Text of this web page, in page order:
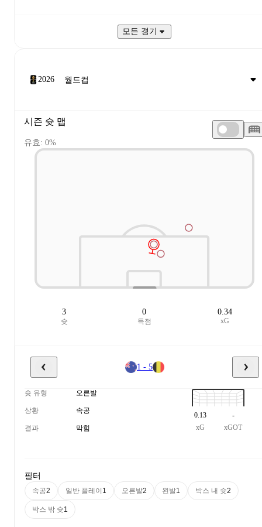
모든 경기
2026
시즌 슛 맵
유효: 0%
3
슛
0
득점
0.34
xG
1 - 5
슛 유형 오른발
상황 속공
결과 막힘
0.13
xG
-
xGOT
필터
속공2 일반 플레이 1 오른발2 왼발1 박스 내 슛2
박스 밖 슛1